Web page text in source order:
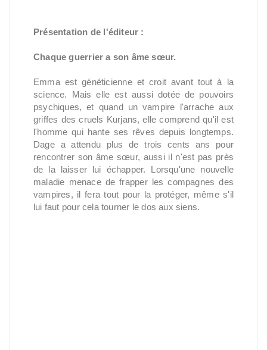
Présentation de l'éditeur :
Chaque guerrier a son âme sœur.
Emma est généticienne et croit avant tout à la
science. Mais elle est aussi dotée de pouvoirs
psychiques, et quand un vampire l'arrache aux
griffes des cruels Kurjans, elle comprend qu'il est
l'homme qui hante ses rêves depuis longtemps.
Dage a attendu plus de trois cents ans pour
rencontrer son âme sœur, aussi il n'est pas près
de la laisser lui échapper. Lorsqu'une nouvelle
maladie menace de frapper les compagnes des
vampires, il fera tout pour la protéger, même s'il
lui faut pour cela tourner le dos aux siens.